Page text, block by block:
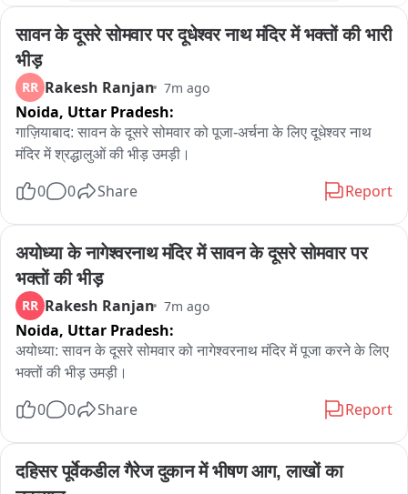
सावन के दूसरे सोमवार पर दूधेश्वर नाथ मंदिर में भक्तों की भारी
भीड़
RR Rakesh Ranjan 7m ago
Noida, Uttar Pradesh:
गाज़ियाबाद: सावन के दूसरे सोमवार को पूजा-अर्चना के लिए दूधेश्वर नाथ
मंदिर में श्रद्धालुओं की भीड़ उमड़ी।
0 0 Share Report
अयोध्या के नागेश्वरनाथ मंदिर में सावन के दूसरे सोमवार पर
भक्तों की भीड़
RR Rakesh Ranjan 7m ago
Noida, Uttar Pradesh:
अयोध्या: सावन के दूसरे सोमवार को नागेश्वरनाथ मंदिर में पूजा करने के लिए
भक्तों की भीड़ उमड़ी।
0 0 Share Report
दहिसर पूर्वेकडील गैरेज दुकान में भीषण आग, लाखों का